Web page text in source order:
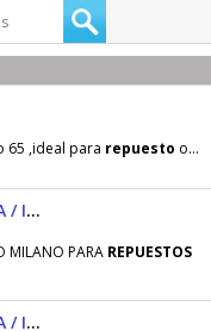
65 ,ideal para repuesto o para restaurar, cubiertas nuevas,chapa
MOTONETA SIAMBRETTA / ISO MILANO PARA REPUESTOS
MILANO PARA REPUESTOS
MOTONETA SIAMBRETTA / ISO MILANO